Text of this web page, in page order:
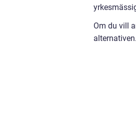
Om du vill
alternativen.